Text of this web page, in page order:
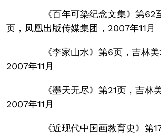
《百年可染纪念文集》第62
页，凤凰出版传媒集团，2007年11月
《李家山水》第6页，吉林美
2007年11月
《墨天无尽》第21页，吉林美
2007年11月
《近现代中国画教育史》第